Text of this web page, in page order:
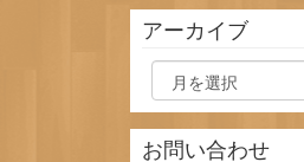
リアーカイブ
イ
ブお問い合わせ